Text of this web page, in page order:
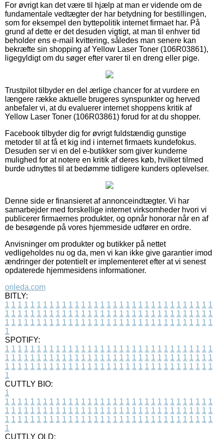
For øvrigt kan det være til hjælp at man er vidende om de
fundamentale vedtægter der har betydning for bestillingen,
som for eksempel den byttepolitik internet firmaet har. På
grund af dette er det desuden vigtigt, at man til enhver tid
beholder ens e-mail kvittering, således man senere kan
bekræfte sin shopping af Yellow Laser Toner (106R03861),
ligegyldigt om du søger efter varer til en dreng eller pige.
Trustpilot tilbyder en del ærlige chancer for at vurdere en
længere række aktuelle brugeres synspunkter og herved
anbefaler vi, at du evaluerer internet shoppens kritik af
Yellow Laser Toner (106R03861) forud for at du shopper.
Facebook tilbyder dig for øvrigt fuldstændig gunstige
metoder til at få et kig ind i internet firmaets kundefokus.
Desuden ser vi en del e-butikker som giver kunderne
mulighed for at notere en kritik af deres køb, hvilket tilmed
burde udnyttes til at bedømme tidligere kunders oplevelser.
Denne side er finansieret af annonceindtægter. Vi har
samarbejder med forskellige internet virksomheder hvori vi
publicerer firmaernes produkter, og opnår honorar når en af
de besøgende på vores hjemmeside udfører en ordre.
Anvisninger om produkter og butikker på nettet
vedligeholdes nu og da, men vi kan ikke give garantier imod
ændringer der potentielt er implementeret efter at vi senest
opdaterede hjemmesidens informationer.
onleda.com
BITLY:
1 1 1 1 1 1 1 1 1 1 1 1 1 1 1 1 1 1 1 1 1 1 1 1 1 1 1 1 1 1 1 1 1
1 1 1 1 1 1 1 1 1 1 1 1 1 1 1 1 1 1 1 1 1 1 1 1 1 1 1 1 1 1 1 1 1
1 1 1 1 1 1 1 1 1 1 1 1 1 1 1 1 1 1 1 1 1 1 1 1 1 1 1 1 1 1 1 1 1
1
SPOTIFY:
1 1 1 1 1 1 1 1 1 1 1 1 1 1 1 1 1 1 1 1 1 1 1 1 1 1 1 1 1 1 1 1 1
1 1 1 1 1 1 1 1 1 1 1 1 1 1 1 1 1 1 1 1 1 1 1 1 1 1 1 1 1 1 1 1 1
1 1 1 1 1 1 1 1 1 1 1 1 1 1 1 1 1 1 1 1 1 1 1 1 1 1 1 1 1 1 1 1 1
1
CUTTLY BIO:
1
1 1 1 1 1 1 1 1 1 1 1 1 1 1 1 1 1 1 1 1 1 1 1 1 1 1 1 1 1 1 1 1 1
1 1 1 1 1 1 1 1 1 1 1 1 1 1 1 1 1 1 1 1 1 1 1 1 1 1 1 1 1 1 1 1 1
1 1 1 1 1 1 1 1 1 1 1 1 1 1 1 1 1 1 1 1 1 1 1 1 1 1 1 1 1 1 1 1 1
1
CUTTLY OLD: